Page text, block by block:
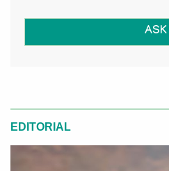
ASK
EDITORIAL